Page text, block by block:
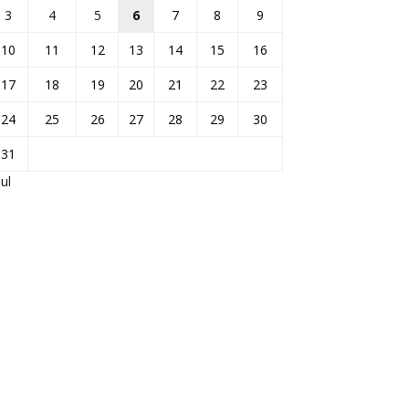
3 4 5 6 7 8
9
10
11 12 13 14 15
16
17
18 19 20 21 22
23
24
25 26 27 28 29
30
31